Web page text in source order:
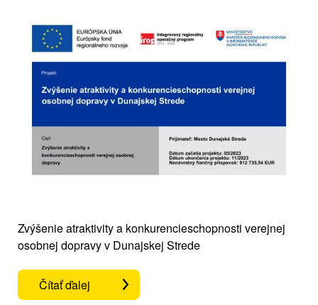
Zvýšenie atraktivity a konkurencieschopnosti verejnej
osobnej dopravy v Dunajskej Strede
Čítať ďalej